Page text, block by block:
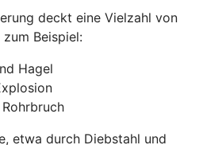
deckt eine Vielzahl von
Beispiel:
Hagel
etwa durch Diebstahl und